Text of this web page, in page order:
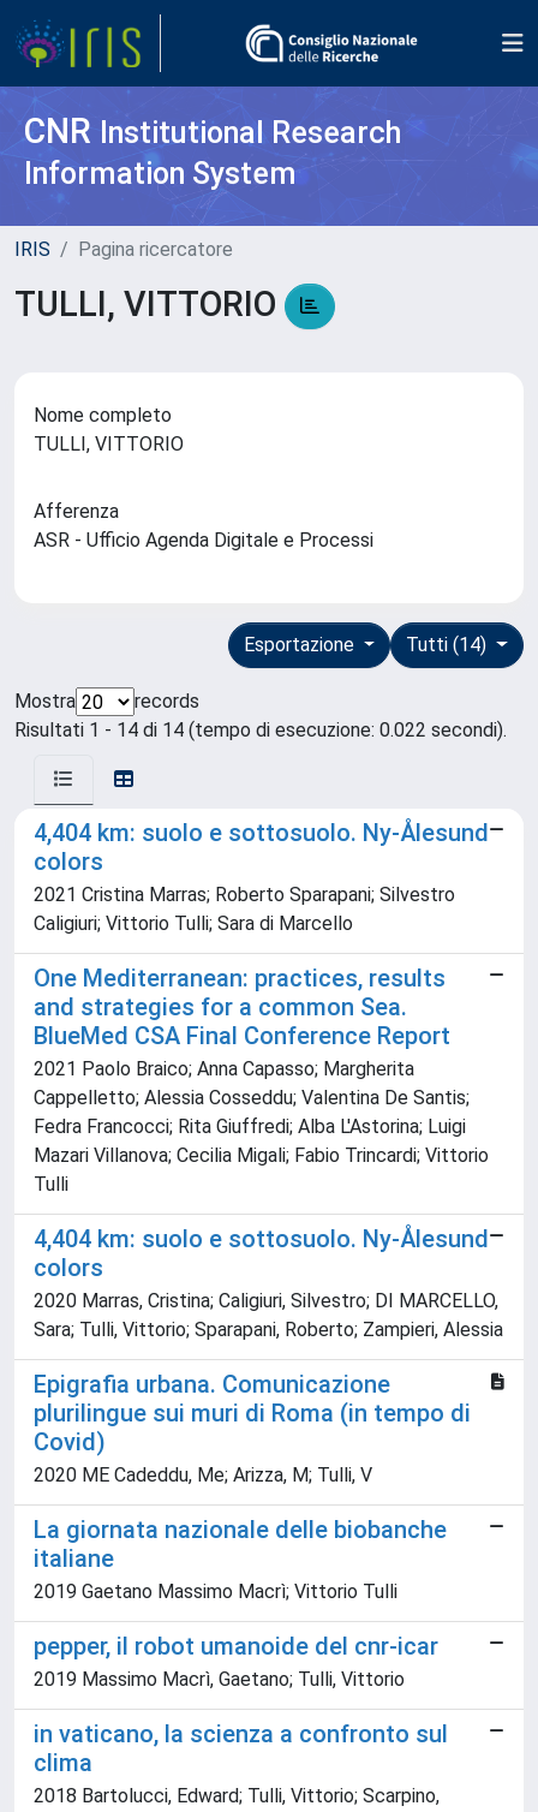
CNR Institutional Research
Information System
IRIS Pagina ricercatore
TULLI, VITTORIO
Nome completo
TULLI, VITTORIO
Afferenza
ASR - Ufficio Agenda Digitale e Processi
Tutti (14)
Esportazione
Mostra
records
Risultati 1 - 14 di 14 (tempo di esecuzione: 0.022 secondi).
4,404 km: suolo e sottosuolo. Ny-Ålesund
colors
2021 Cristina Marras; Roberto Sparapani; Silvestro
Caligiuri; Vittorio Tulli; Sara di Marcello
One Mediterranean: practices, results
and strategies for a common Sea.
BlueMed CSA Final Conference Report
2021 Paolo Braico; Anna Capasso; Margherita
Cappelletto; Alessia Cosseddu; Valentina De Santis;
Fedra Francocci; Rita Giuffredi; Alba L'Astorina; Luigi
Mazari Villanova; Cecilia Migali; Fabio Trincardi; Vittorio
Tulli
4,404 km: suolo e sottosuolo. Ny-Ålesund
colors
2020 Marras, Cristina; Caligiuri, Silvestro; DI MARCELLO,
Sara; Tulli, Vittorio; Sparapani, Roberto; Zampieri, Alessia
Epigrafia urbana. Comunicazione
plurilingue sui muri di Roma (in tempo di
Covid)
2020 ME Cadeddu, Me; Arizza, M; Tulli, V
La giornata nazionale delle biobanche
italiane
2019 Gaetano Massimo Macrì; Vittorio Tulli
pepper, il robot umanoide del cnr-icar
2019 Massimo Macrì, Gaetano; Tulli, Vittorio
in vaticano, la scienza a confronto sul
clima
2018 Bartolucci, Edward; Tulli, Vittorio; Scarpino,